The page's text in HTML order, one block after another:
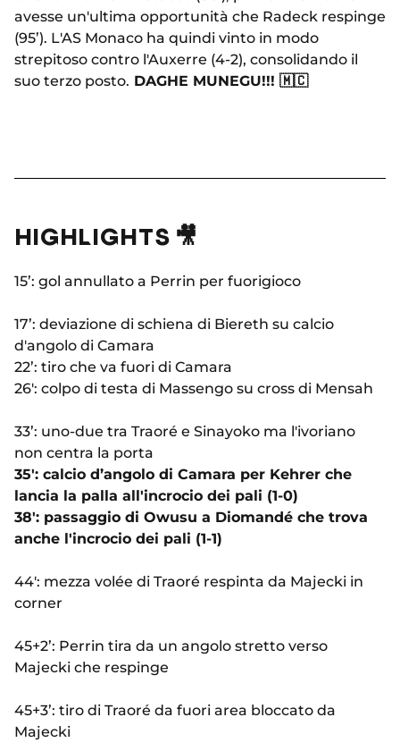
avesse un'ultima opportunità che Radeck respinge
(95’). L'AS Monaco ha quindi vinto in modo
strepitoso contro l'Auxerre (4-2), consolidando il
suo terzo posto. DAGHE MUNEGU!!! 🇲🇨
HIGHLIGHTS 🎥
15’: gol annullato a Perrin per fuorigioco
17’: deviazione di schiena di Biereth su calcio
d'angolo di Camara
22’: tiro che va fuori di Camara
26': colpo di testa di Massengo su cross di Mensah
33’: uno-due tra Traoré e Sinayoko ma l'ivoriano
non centra la porta
35': calcio d’angolo di Camara per Kehrer che
lancia la palla all'incrocio dei pali (1-0)
38': passaggio di Owusu a Diomandé che trova
anche l'incrocio dei pali (1-1)
44': mezza volée di Traoré respinta da Majecki in
corner
45+2’: Perrin tira da un angolo stretto verso
Majecki che respinge
45+3’: tiro di Traoré da fuori area bloccato da
Majecki